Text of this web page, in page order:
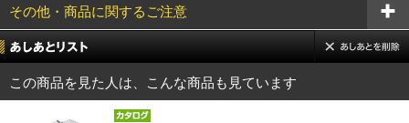
その他・商品に関するご注意
この商品を見た人は、こんな商品も見ています